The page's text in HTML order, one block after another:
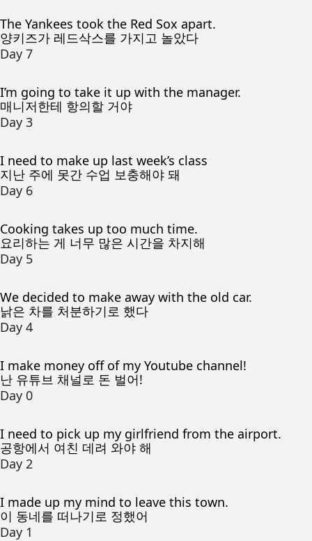
The Yankees took the Red Sox apart.
양키즈가 레드삭스를 가지고 놀았다
Day 7
I’m going to take it up with the manager.
매니저한테 항의할 거야
Day 3
I need to make up last week’s class
지난 주에 못간 수업 보충해야 돼
Day 6
Cooking takes up too much time.
요리하는 게 너무 많은 시간을 차지해
Day 5
We decided to make away with the old car.
낡은 차를 처분하기로 했다
Day 4
I make money off of my Youtube channel!
난 유튜브 채널로 돈 벌어!
Day 0
I need to pick up my girlfriend from the airport.
공항에서 여친 데려 와야 해
Day 2
I made up my mind to leave this town.
이 동네를 떠나기로 정했어
Day 1